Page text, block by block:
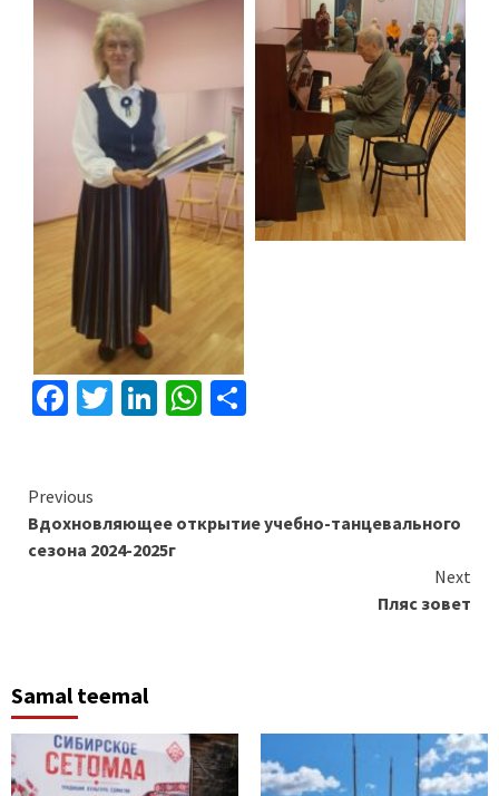
Facebook
Twitter
LinkedIn
WhatsApp
Continue
Reading
Previous
Вдохновляющее открытие учебно-танцевального
сезона 2024-2025г
Next
Пляс зовет
Samal teemal